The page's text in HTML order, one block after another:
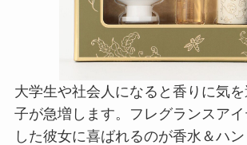
大学生や社会人になると香りに気
子が急増します。フレグランスア
した彼女に喜ばれるのが香水＆ハ